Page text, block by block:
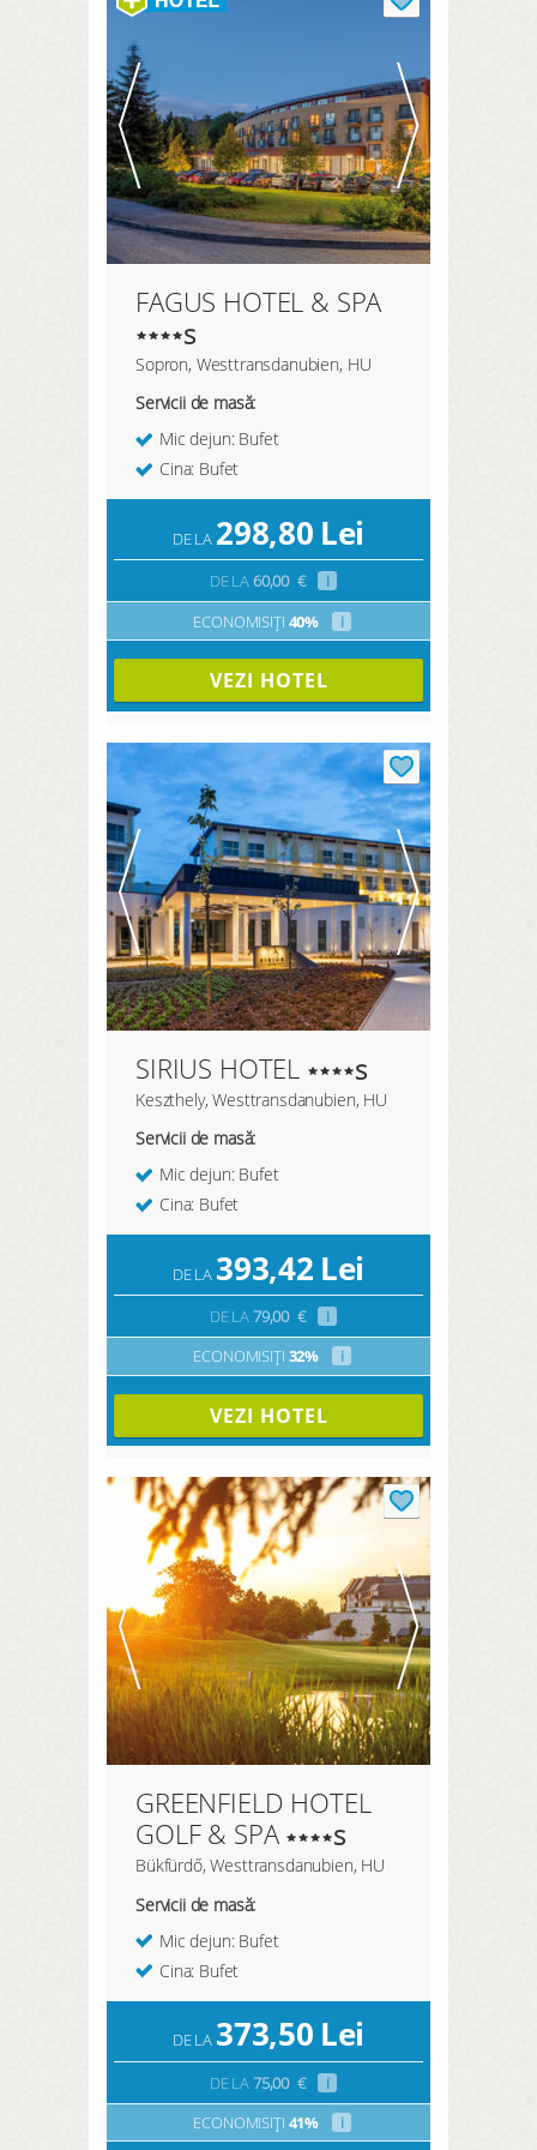
ÎNREGISTREAZĂ-TE AICI
FAGUS HOTEL & SPA
s
Sopron, Westtransdanubien, HU
Servicii de masă:
Mic dejun: Bufet
Cina: Bufet
DE LA 298,80 Lei
DE LA60,00 €
i
ECONOMISIȚI 40% i
VEZI HOTEL
SIRIUS HOTEL s
Keszthely, Westtransdanubien, HU
Servicii de masă:
Mic dejun: Bufet
Cina: Bufet
DE LA 393,42 Lei
DE LA79,00 €
i
ECONOMISIȚI 32% i
VEZI HOTEL
GREENFIELD HOTEL
GOLF & SPA
s
Bükfürdő, Westtransdanubien, HU
Servicii de masă:
Mic dejun: Bufet
Cina: Bufet
DE LA 373,50 Lei
DE LA75,00 €
i
ECONOMISIȚI 41% i